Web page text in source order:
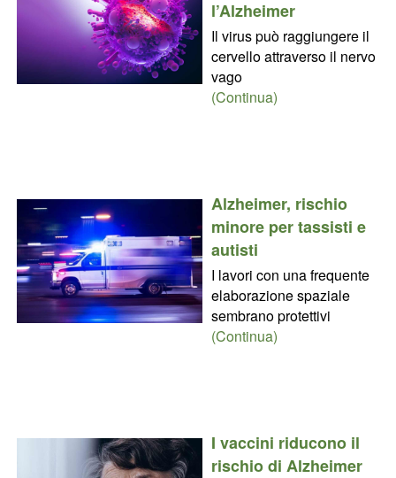
l’Alzheimer
Il virus può raggiungere il
cervello attraverso il nervo
vago
(Continua)
Alzheimer, rischio
minore per tassisti e
autisti
I lavori con una frequente
elaborazione spaziale
sembrano protettivi
(Continua)
I vaccini riducono il
rischio di Alzheimer